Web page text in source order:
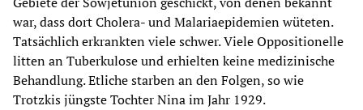
war, dass dort Cholera- und Malariaepidemien wüteten.
Tatsächlich erkrankten viele schwer. Viele Oppositionelle
litten an Tuberkulose und erhielten keine medizinische
Behandlung. Etliche starben an den Folgen, so wie
Trotzkis jüngste Tochter Nina im Jahr 1929.